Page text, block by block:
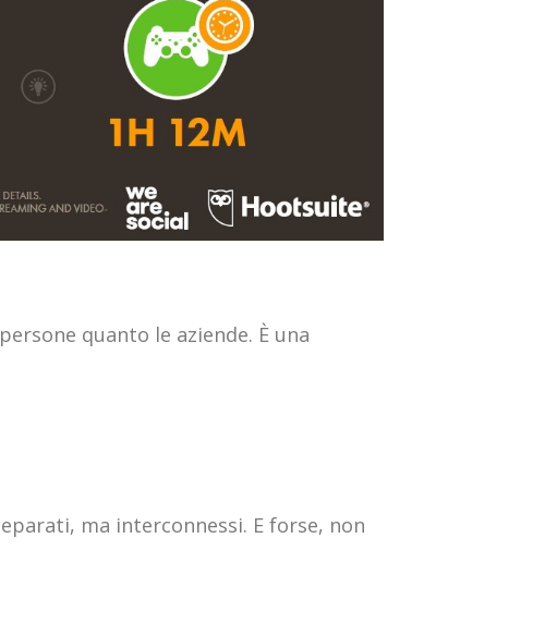
quanto le aziende. È una
ma interconnessi. E forse, non